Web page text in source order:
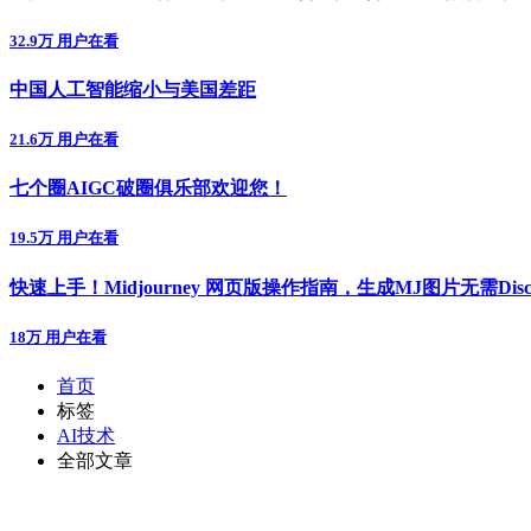
32.9万 用户在看
中国人工智能缩小与美国差距
21.6万 用户在看
七个圈AIGC破圈俱乐部欢迎您！
19.5万 用户在看
快速上手！Midjourney 网页版操作指南，生成MJ图片无需
18万 用户在看
首页
标签
AI技术
全部文章